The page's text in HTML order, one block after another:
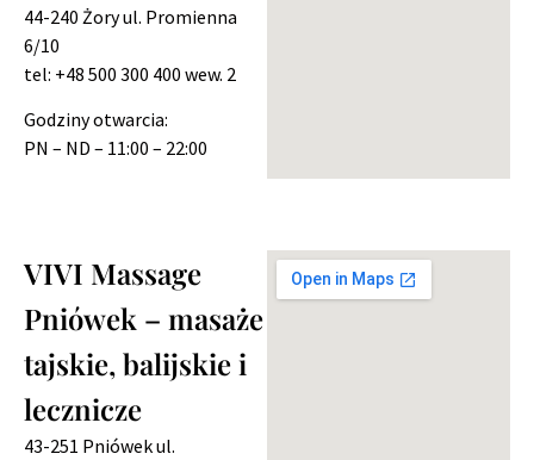
44-240 Żory ul. Promienna
6/10
tel: +48 500 300 400 wew. 2
Godziny otwarcia:
PN – ND – 11:00 – 22:00
VIVI Massage
Pniówek – masaże
tajskie, balijskie i
lecznicze
43-251 Pniówek ul.